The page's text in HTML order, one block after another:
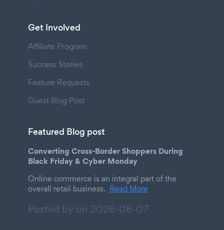
Get Involved
Affiliate Program
Success Stories
Feature Requests
Guest Blog Post
Featured Blog post
Converting Cross-Border Shoppers During
Black Friday & Cyber Monday
Online commerce is an integral part of the
overall retail business. Read More
Posted by on 2026-08-07